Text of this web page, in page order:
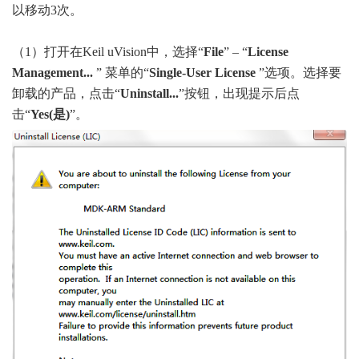
以移动3次。
（1）打开在Keil uVision中，选择“File” – “License
Management... ” 菜单的“Single-User License ”选项。选择要
卸载的产品，点击“Uninstall...”按钮，出现提示后点
击“Yes(是)”。